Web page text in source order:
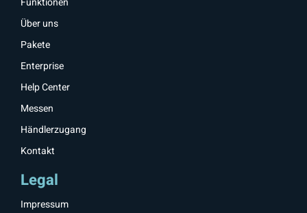
Über uns
Pakete
Enterprise
Help Center
Messen
Händlerzugang
Kontakt
Legal
Impressum